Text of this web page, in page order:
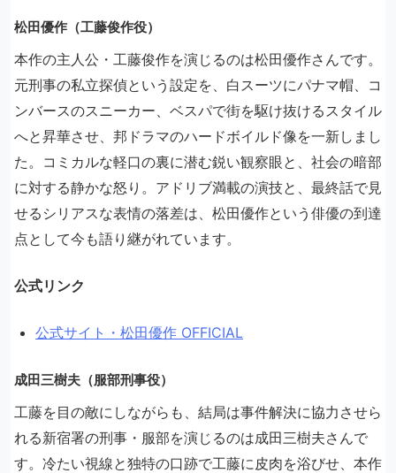
松田優作（工藤俊作役）
本作の主人公・工藤俊作を演じるのは松田優作さんです。
元刑事の私立探偵という設定を、白スーツにパナマ帽、コ
ンバースのスニーカー、ベスパで街を駆け抜けるスタイル
へと昇華させ、邦ドラマのハードボイルド像を一新しまし
た。コミカルな軽口の裏に潜む鋭い観察眼と、社会の暗部
に対する静かな怒り。アドリブ満載の演技と、最終話で見
せるシリアスな表情の落差は、松田優作という俳優の到達
点として今も語り継がれています。
公式リンク
公式サイト・松田優作 OFFICIAL
成田三樹夫（服部刑事役）
工藤を目の敵にしながらも、結局は事件解決に協力させら
れる新宿署の刑事・服部を演じるのは成田三樹夫さんで
す。冷たい視線と独特の口跡で工藤に皮肉を浴びせ、本作